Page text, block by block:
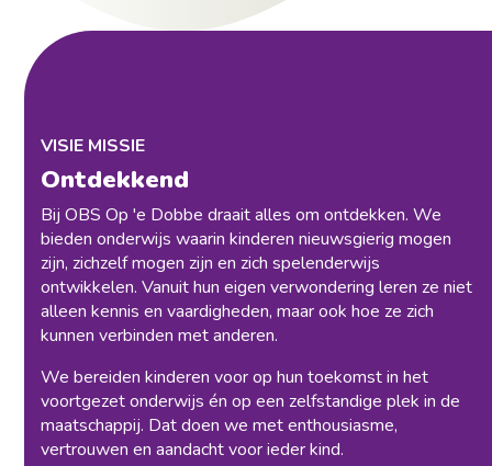
VISIE MISSIE
Ontdekkend
Bij OBS Op 'e Dobbe draait alles om ontdekken. We
bieden onderwijs waarin kinderen nieuwsgierig mogen
zijn, zichzelf mogen zijn en zich spelenderwijs
ontwikkelen. Vanuit hun eigen verwondering leren ze niet
alleen kennis en vaardigheden, maar ook hoe ze zich
kunnen verbinden met anderen.
We bereiden kinderen voor op hun toekomst in het
voortgezet onderwijs én op een zelfstandige plek in de
maatschappij. Dat doen we met enthousiasme,
vertrouwen en aandacht voor ieder kind.